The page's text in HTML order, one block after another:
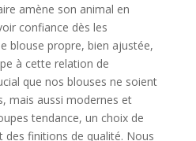
amène son animal en
confiance dès les
blouse propre, bien ajustée,
à cette relation de
que nos blouses ne soient
mais aussi modernes et
tendance, un choix de
des finitions de qualité. Nous